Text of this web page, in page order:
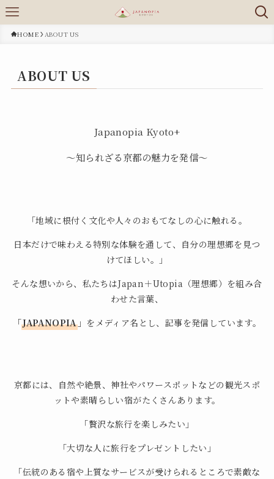
HOME ABOUT US
ABOUT US
Japanopia Kyoto+
〜知られざる京都の魅力を発信〜
「地域に根付く文化や人々のおもてなしの心に触れる。
日本だけで味わえる特別な体験を通して、自分の理想郷を見つ
けてほしい。」
そんな想いから、私たちはJapan＋Utopia（理想郷）を組み合
わせた言葉、
「JAPANOPIA」 をメディア名とし、記事を発信しています。
京都には、自然や絶景、神社やパワースポットなどの観光スポ
ットや素晴らしい宿がたくさんあります。
「贅沢な旅行を楽しみたい」
「大切な人に旅行をプレゼントしたい」
「伝統のある宿や上質なサービスが受けられるところで素敵な